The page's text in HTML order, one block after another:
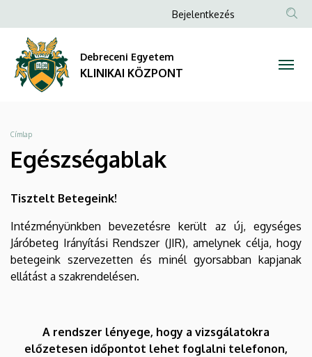
KLINIKAI
KÖZPONT
a
tartalomra
Anonim
fiók
menüje
Bejelentkezés
Debreceni Egyetem
KLINIKAI KÖZPONT
Morzsa
Címlap
Egészségablak
Tisztelt Betegeink!
Intézményünkben bevezetésre került az új, egységes
Járóbeteg Irányítási Rendszer (JIR), amelynek célja, hogy
betegeink szervezetten és minél gyorsabban kapjanak
ellátást a szakrendelésen.
A rendszer lényege, hogy a vizsgálatokra
előzetesen időpontot lehet foglalni telefonon,